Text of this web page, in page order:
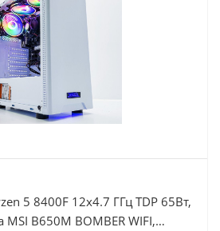
5 8400F 12x4.7 ГГц TDP 65Вт,
B650M BOMBER WIFI,